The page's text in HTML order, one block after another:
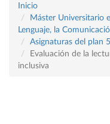
Inicio
Máster Universitario
Lenguaje, la
Asignaturas del plan
Evaluación de la
inclusiva